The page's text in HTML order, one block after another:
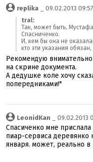
replika _ 09.02.2013 09:57
tral:
Так, может быть,
Спасниченко.
И, кем бы она не
кто эти указания
Рекомендую
на скрине документа.
А дедушке коле хочу
попередниками!"
LeonidKan _ 09.02.2013
Спасиченко мне
пиар-сервиса деревянко
января. может, реально в